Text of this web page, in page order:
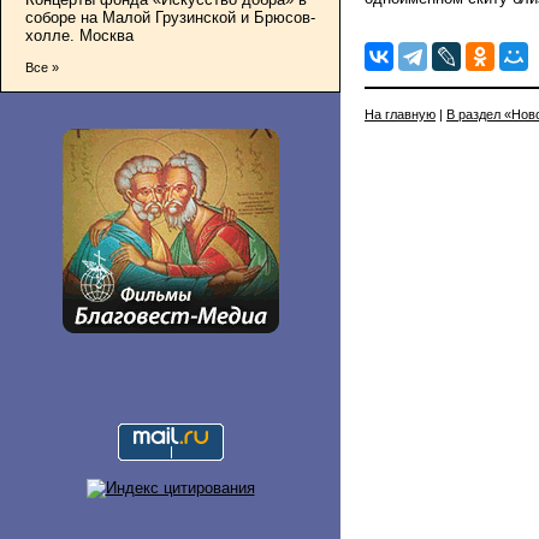
соборе на Малой Грузинской и Брюсов-
холле. Москва
Все »
На главную | В раздел